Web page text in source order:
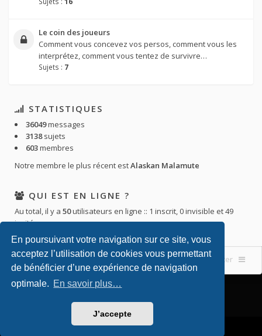
En poursuivant votre navigation sur ce site, vous
acceptez l’utilisation de cookies vous permettant
de bénéficier d’une expérience de navigation
optimale. En savoir plus…
J’accepte
Le coin des joueurs
Comment vous concevez vos persos, comment vous les
interprétez, comment vous tentez de survivre…
Sujets : 7
STATISTIQUES
36049messages
3138sujets
603membres
Notre membre le plus récent estAlaskan Malamute
QUI EST EN LIGNE ?
Au total, il y a 50utilisateurs en ligne :: 1 inscrit, 0 invisible et 49
invités
Accueil du forum Nous contacter